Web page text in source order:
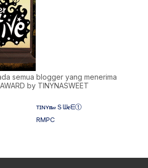
semua blogger yang menerima
by TINYNASWEET
ᴛɪɴʏ𝐧𝒶Ｓᗯ𝐞ᗴⓣ
RMPC